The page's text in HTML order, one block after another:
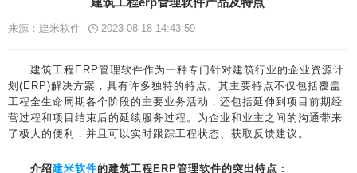
来源：建米软件 2023-08-18 14:43:59
建筑工程ERP管理软件作为一种专门针对建筑行业的企业资源计
划(ERP)解决方案，具有许多独特的特点。其主要特点不仅包括覆盖
工程全生命周期各个阶段的主要业务活动，还包括延伸到项目前期经
营过程和项目结束后的延续服务过程。为企业和业主之间的沟通带来
了极大的便利，并且可以实时跟踪工程状态、获取反馈建议。
介绍建米软件的建筑工程ERP管理软件的突出特点：